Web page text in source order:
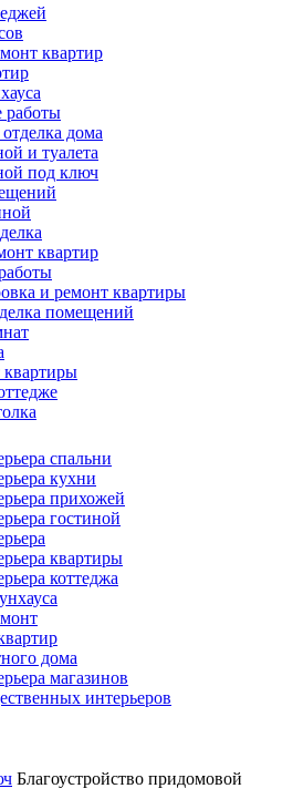
квартир
работы
дома
и туалета
под ключ
квартир
и ремонт квартиры
помещений
спальни
кухни
прихожей
гостиной
квартиры
коттеджа
дома
магазинов
интерьеров
Благоустройство придомовой